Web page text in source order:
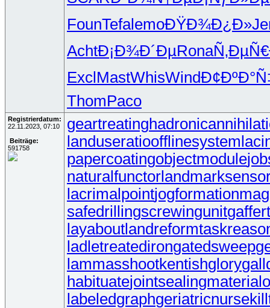
FounTefalemoÐŸÐ¾Ð¿Ð»
AchtÐ¡Ð¾Ð´ÐµRona
Excl MastWhisWind
ThomPaco
Registrierdatum:
22.11.2023, 07:10
Beiträge:
591758
geartreating
landuseratioofflinesystem
papercoatingobjectmodule
naturalfunctor
lacrimalpointjogformation
safedrillingscrewingunit
layabout landreform
ladletreatedirongatedsweep
lammasshootkentishglory
habituatejointsealingmaterial
labeledgraphgeriatricnurse